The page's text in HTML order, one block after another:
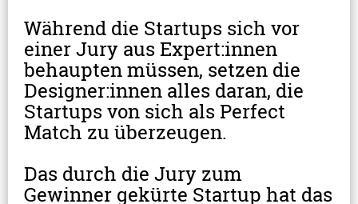
Während die Startups sich vor
einer Jury aus Expert:innen
behaupten müssen, setzen die
Designer:innen alles daran, die
Startups von sich als Perfect
Match zu überzeugen.
Das durch die Jury zum
Gewinner gekürte Startup hat das